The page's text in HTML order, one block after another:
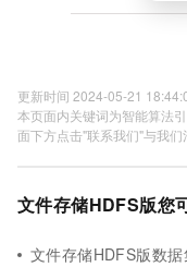
更新时间 2024-05-21
本页面内关键词为智能算法
面下方点击"联系我们"与我们
文件存储HDFS版您
文件存储HDFS版数据